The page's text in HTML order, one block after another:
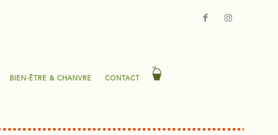
BIEN-ÊTRE & CHANVRE CONTACT